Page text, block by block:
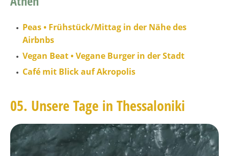
Peas • Frühstück/Mittag in der Nähe des
Airbnbs
Vegan Beat • Vegane Burger in der Stadt
Café mit Blick auf Akropolis
05. Unsere Tage in Thessaloniki